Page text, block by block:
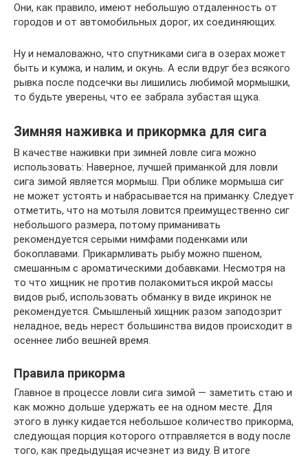
Они, как правило, имеют небольшую отдаленность от
городов и от автомобильных дорог, их соединяющих.
Ну и немаловажно, что спутниками сига в озерах может
быть и кумжа, и налим, и окунь. А если вдруг без всякого
рывка после подсечки вы лишились любимой мормышки,
то будьте уверены, что ее забрала зубастая щука.
Зимняя наживка и прикормка для сига
В качестве наживки при зимней ловле сига можно
использовать: Наверное, лучшей приманкой для ловли
сига зимой является мормыш. При облике мормыша сиг
не может устоять и набрасывается на приманку. Следует
отметить, что на мотыля ловится преимущественно сиг
небольшого размера, потому приманивать
рекомендуется серыми нимфами поденками или
бокоплавами. Прикармливать рыбу можно пшеном,
смешанным с ароматическими добавками. Несмотря на
то что хищник не против полакомиться икрой массы
видов рыб, использовать обманку в виде икринок не
рекомендуется. Смышленый хищник разом заподозрит
неладное, ведь нерест большинства видов происходит в
осеннее либо вешней время.
Правила прикорма
Главное в процессе ловли сига зимой — заметить стаю и
как можно дольше удержать ее на одном месте. Для
этого в лунку кидается небольшое количество прикорма,
следующая порция которого отправляется в воду после
того, как предыдущая исчезнет из виду. В итоге